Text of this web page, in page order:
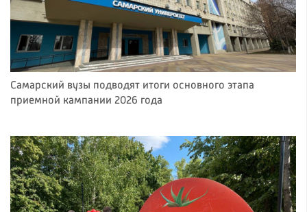
Самарский вузы подводят итоги основного этапа
приемной кампании 2026 года